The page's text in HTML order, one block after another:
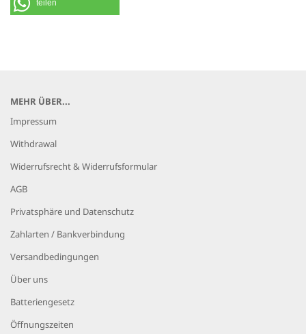
teilen
MEHR ÜBER...
Impressum
Withdrawal
Widerrufsrecht & Widerrufsformular
AGB
Privatsphäre und Datenschutz
Zahlarten / Bankverbindung
Versandbedingungen
Über uns
Batteriengesetz
Öffnungszeiten